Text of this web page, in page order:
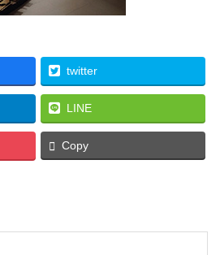
twitter
LINE
Copy